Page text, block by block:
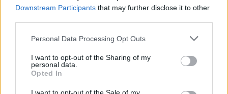
Downstream Participants that may further disclose it to other
Please note that this website/app uses one or more Google
not limited to your visit or usage behaviour. You may click to
grant or deny consent to Google and its third-party tags to
use your data for below specified purposes in below Google
consent section.
Personal Data Processing Opt Outs
I want to opt-out of the Sharing of my
personal data.
Opted In